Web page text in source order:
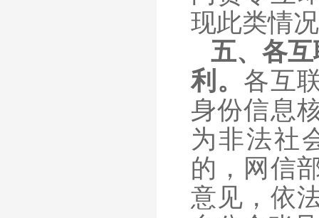
现此类情
五、各
利。 各互
身份信息
为非法社
的，网信
意见，依